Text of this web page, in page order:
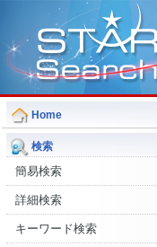
Home
検索
簡易検索
詳細検索
キーワード検索